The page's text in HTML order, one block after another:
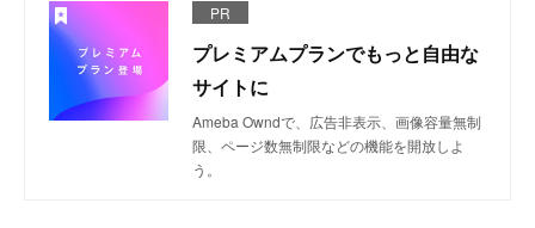
PR
プレミアムプランでもっと自由な
サイトに
Ameba Owndで、広告非表示、画像容量無制
限、ページ数無制限などの機能を開放しよ
う。